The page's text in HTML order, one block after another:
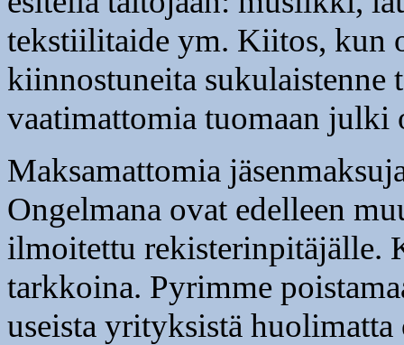
tekstiilitaide ym. Kiitos, kun
kiinnostuneita
vaatimattomia tuomaan julki
Maksamattomia
Ongelmana ovat edelleen
ilmoitettu rekisterinpitäjälle.
tarkkoina. Pyrimme
useista yrityksistä huolimatta